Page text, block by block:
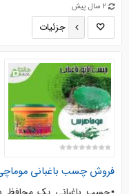
2 سال پیش
جزئیات
فروش چسب باغبانی